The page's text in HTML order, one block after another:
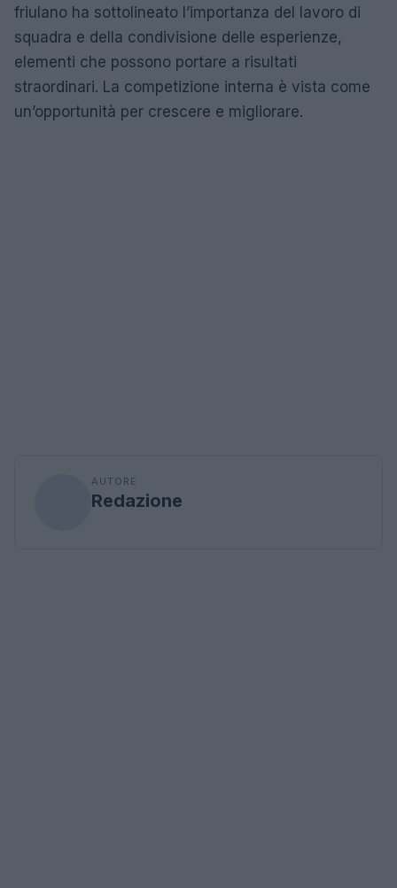
friulano ha sottolineato l’importanza del lavoro di
squadra e della condivisione delle esperienze,
elementi che possono portare a risultati
straordinari. La competizione interna è vista come
un’opportunità per crescere e migliorare.
AUTORE
Redazione